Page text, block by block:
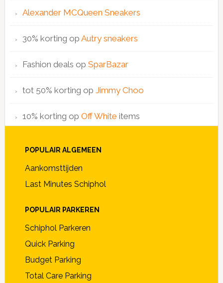
Alexander MCQueen Sneakers
30% korting op Autry sneakers
Fashion deals op SparBazar
tot 50% korting op Jimmy Choo
10% korting op Off White items
POPULAIR ALGEMEEN
Aankomsttijden
Last Minutes Schiphol
POPULAIR PARKEREN
Schiphol Parkeren
Quick Parking
Budget Parking
Total Care Parking